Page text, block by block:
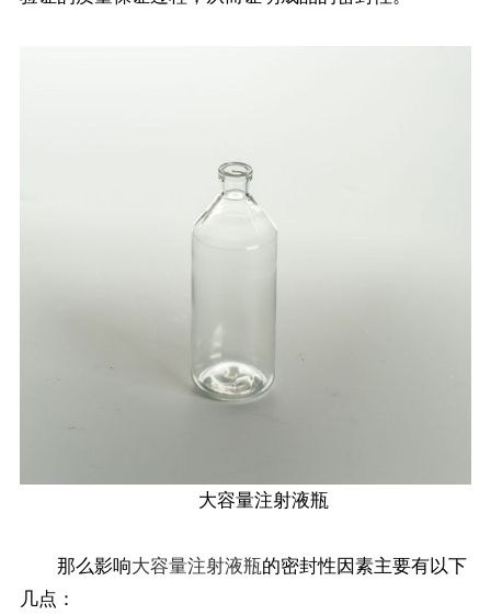
大容量注射液瓶
那么影响大容量注射液瓶的密封性因素主要有以下
几点：